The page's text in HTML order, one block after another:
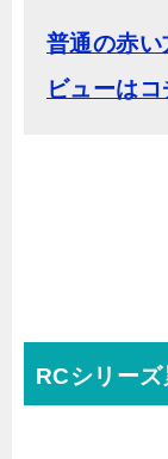
普通の赤
ビューはコ
RCシリー